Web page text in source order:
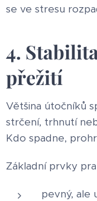
se ve stresu
4.
přežití
Většina útočníků
strčení, trhnutí
Kdo spadne,
Základní prvky
pevný, ale